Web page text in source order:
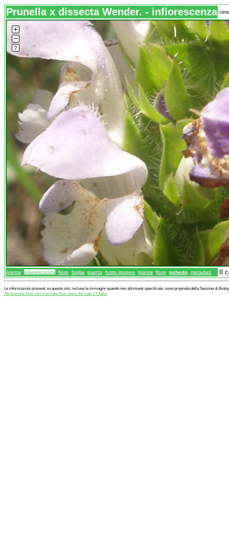
Prunella x dissecta Wender. - infiorescenza
pianta infiorescenza fiore foglia pianta fusto ipogeo pianta fiore scheda metadati Il
Le informazioni presenti su questo sito, incluse le immagini quando non altrimenti specificato, sono proprietà della Sezione di
Attribuzione-Non commerciale-Non opere derivate 2.5 Italia.